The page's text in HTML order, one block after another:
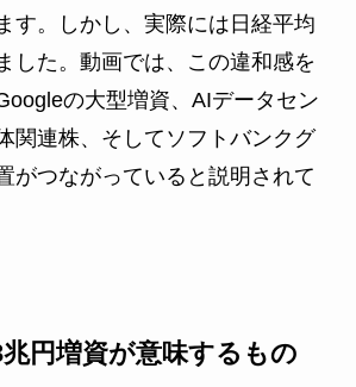
す。しかし、実際には日経平均
した。動画では、この違和感を
の大型増資、AIデータセン
関連株、そしてソフトバンクグ
がつながっていると説明されて
円増資が意味するもの